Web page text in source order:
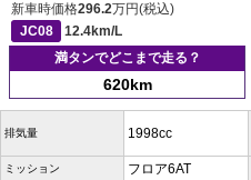
新車時価格296.2万円(税込)
JC08
12.4km/L
満タンでどこまで走る？
620km
排気量 1998cc
ミッション フロア6AT